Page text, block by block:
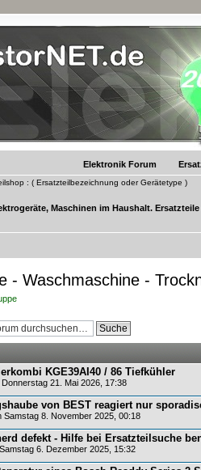
Elektronik Forum
: ( Ersatzteilbezeichnung oder Gerätetype )
Maschinen im Haushalt.
- Waschmaschine -
KGE39AI40 / 86 Tiefkühler
Donnerstag 21. Mai 2026, 17:38
von BEST reagiert nur
Samstag 8. November 2025, 00:18
defekt - Hilfe bei Ersatzteilsuche
6. Dezember 2025, 15:32